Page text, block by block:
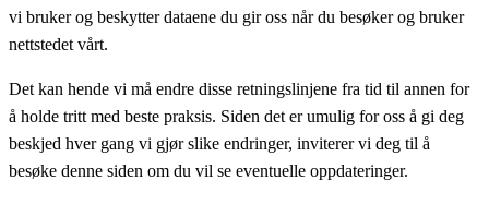
vi bruker og beskytter dataene du gir oss når du besøker og bruker
nettstedet vårt.
Det kan hende vi må endre disse retningslinjene fra tid til annen for
å holde tritt med beste praksis. Siden det er umulig for oss å gi deg
beskjed hver gang vi gjør slike endringer, inviterer vi deg til å
besøke denne siden om du vil se eventuelle oppdateringer.